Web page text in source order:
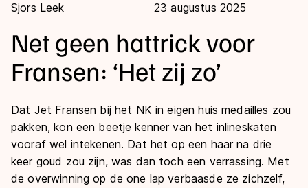
Kalender
Disciplines
Langebaan
Shorttrack
Inlineskaten
Uitslagen
Langebaan
Shorttrack
Marathon
Tijden & historie
Ranglijsten Langebaan
Sjors Leek 23 augustus 2025
Net geen hattrick voor
Fransen: ‘Het zij zo’
Dat Jet Fransen bij het NK in eigen huis medailles zou
pakken, kon een beetje kenner van het inlineskaten
vooraf wel intekenen. Dat het op een haar na drie
keer goud zou zijn, was dan toch een verrassing. Met
de overwinning op de one lap verbaasde ze zichzelf,